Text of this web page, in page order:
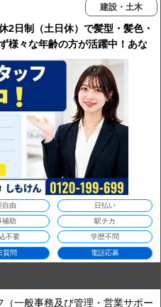
建設・土木
2日制（土日休）で髪型・髪色・
様々な年齢の方が活躍中！あな
す♪【食事無料+家具家電付個室
自由 日払い
補助 駅チカ
不要 学歴不問
質問 電話応募
一般事務及び管理・営業サポー